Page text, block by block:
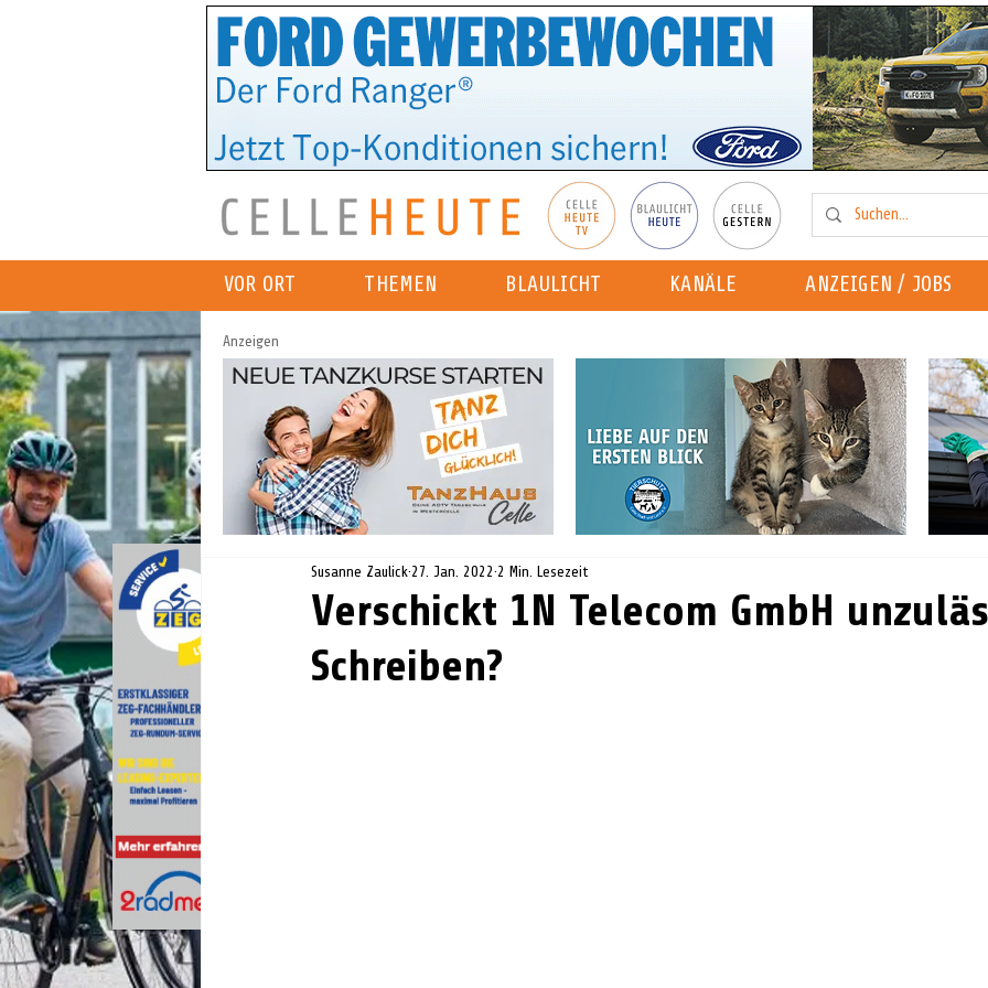
VOR ORT THEMEN BLAULICHT KANÄLE ANZEIGEN / JOBS
Anzeigen
Verschickt 1N Telecom GmbH
Schreiben?
Susanne Zaulick 27. Jan. 2022 2 Min. Lesezeit